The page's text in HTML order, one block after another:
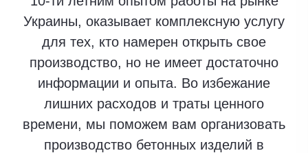
Украины, оказывает комплексную услугу
для тех, кто намерен открыть свое
производство, но не имеет достаточно
информации и опыта. Во избежание
лишних расходов и траты ценного
времени, мы поможем вам организовать
производство бетонных изделий в